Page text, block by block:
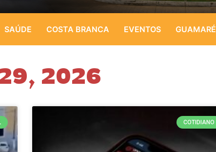
SAÚDE COSTA BRANCA EVENTOS GUAMARÉ
2026
COTIDIANO